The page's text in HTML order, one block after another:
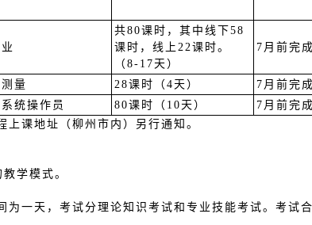
共80课时，其中线下58
课时，线上22课时。
（8-17天）
7月前完
量 28课时（4天）
7月前完
统操作员 80课时（10天）
7月前完
上课地址（柳州市内）另行通知。
学模式。
为一天，考试分理论知识考试和专业技能考试。考试